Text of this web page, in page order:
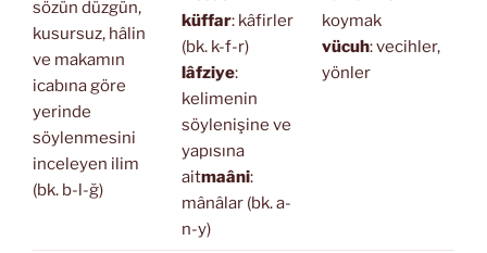
sözün düzgün,
kusursuz, hâlin
ve makamın
icabına göre
yerinde
söylenmesini
inceleyen ilim
(bk. b-l-ğ)
küffar: kâfirler
(bk. k-f-r)
lâfziye:
kelimenin
söylenişine ve
yapısına
aitmaâni:
mânâlar (bk. a-
n-y)
koymak
vücuh: vecihler,
yönler